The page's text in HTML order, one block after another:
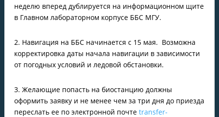
неделю вперед дублируется на информационном щите
в Главном лабораторном корпусе ББС МГУ.
2. Навигация на ББС начинается с 15 мая. Возможна
корректировка даты начала навигации в зависимости
от погодных условий и ледовой обстановки.
3. Желающие попасть на биостанцию должны
оформить заявку и не менее чем за три дня до приезда
переслать ее по электронной почте transfer-